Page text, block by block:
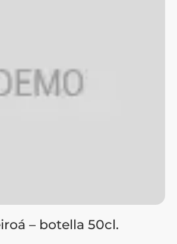
– botella 50cl.